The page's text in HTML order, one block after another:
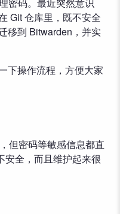
Git 仓库里，既不安全
移到 Bitwarden，并实
下操作流程，方便大家
但密码等敏感信息都直
安全，而且维护起来很